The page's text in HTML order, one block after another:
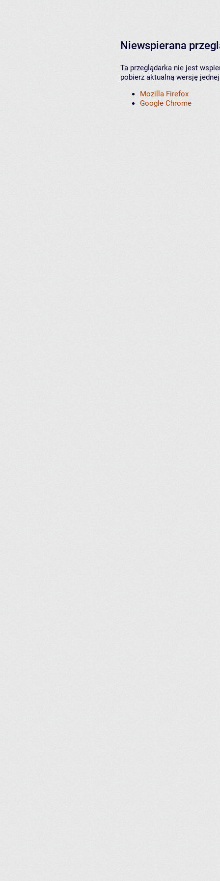
Niewspierana
Ta przeglądarka nie jest
pobierz aktualną wersję
Mozilla Firefox
Google Chrome